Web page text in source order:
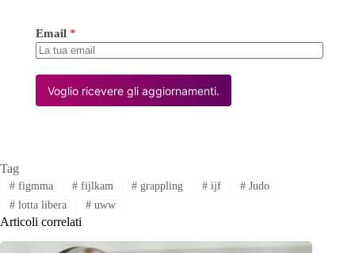
Email *
Voglio ricevere gli aggiornamenti.
Tag
#figmma #fijlkam # grappling # ijf # Judo
#lotta libera #uww
Articoli correlati